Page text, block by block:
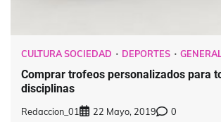
CULTURA SOCIEDAD DEPORTES
Comprar trofeos personalizados para
disciplinas
Redaccion_01 22 Mayo, 2019 0